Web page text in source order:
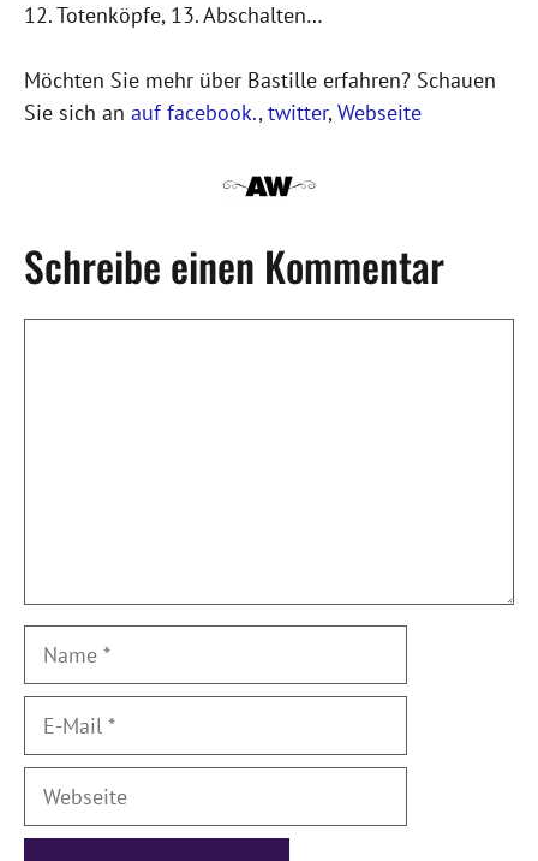
12. Totenköpfe, 13. Abschalten…
Möchten Sie mehr über Bastille erfahren? Schauen
Sie sich an auf facebook.,twitter,Webseite
Schreibe einen Kommentar
Name
Webseite